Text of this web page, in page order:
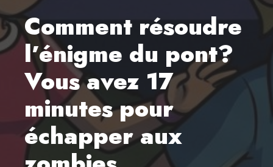
Comment résoudre
l’énigme du pont?
Vous avez 17
minutes pour
échapper aux